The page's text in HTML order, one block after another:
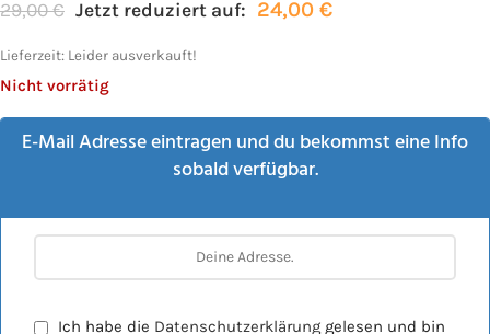
29,00€ Jetzt reduziert auf: 24,00 €
Lieferzeit: Leider ausverkauft!
Nicht vorrätig
E-Mail Adresse eintragen und du bekommst eine Info
sobald verfügbar.
Ich habe die Datenschutzerklärung gelesen und bin